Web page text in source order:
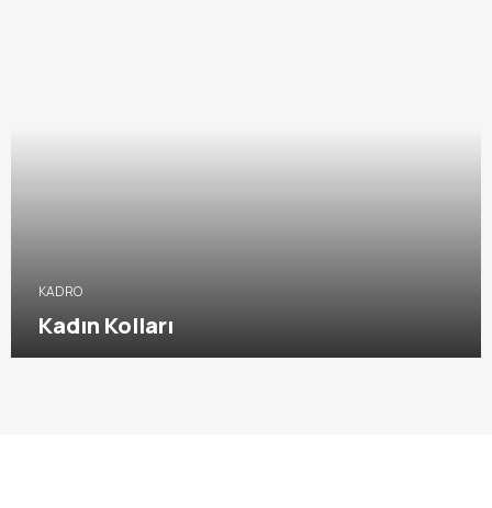
KADRO
Kadın Kolları